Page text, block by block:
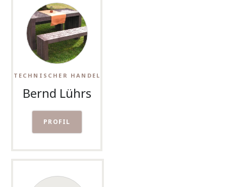
TECHNISCHER HANDEL
Bernd Lührs
PROFIL